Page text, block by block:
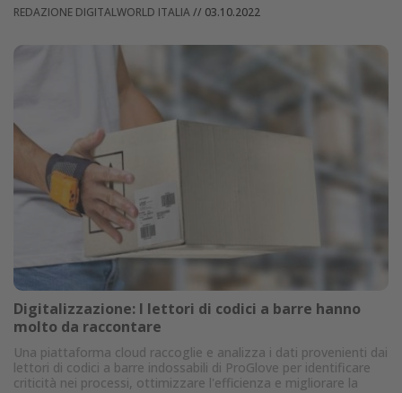
REDAZIONE DIGITALWORLD ITALIA// 03.10.2022
Digitalizzazione: I lettori di codici a barre hanno
molto da raccontare
Una piattaforma cloud raccoglie e analizza i dati provenienti dai
lettori di codici a barre indossabili di ProGlove per identificare
criticità nei processi, ottimizzare l'efficienza e migliorare la